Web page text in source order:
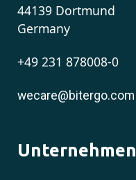
44139 Dortmund
Germany
+49 231 878008-0
wecare@bitergo.com
Unternehmen